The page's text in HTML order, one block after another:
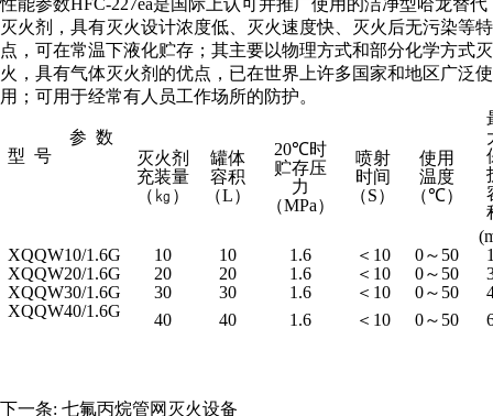
性能参数HFC-227ea是国际上认可并推广使用的洁净型哈龙替代
灭火剂，具有灭火设计浓度低、灭火速度快、灭火后无污染等特
点，可在常温下液化贮存；其主要以物理方式和部分化学方式灭
火，具有气体灭火剂的优点，已在世界上许多国家和地区广泛使
用；可用于经常有人员工作场所的防护。
参 数
型 号
灭火剂
充装量
（㎏）
罐体
容积
（L）
20℃时
贮存压
力
（MPa）
喷射
时间
（S）
使用
温度
（℃）
XQQW10/1.6G
10 10 1.6 ＜ 10 0～ 50
XQQW20/1.6G
20 20 1.6 ＜ 10 0～ 50
XQQW30/1.6G
30 30 1.6 ＜ 10 0～ 50
XQQW40/1.6G
40 40 1.6 ＜ 10 0～ 50
下一条: 七氟丙烷管网灭火设备